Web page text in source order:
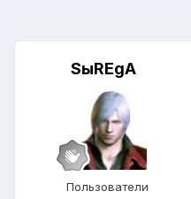
SыREgA
Пользователи